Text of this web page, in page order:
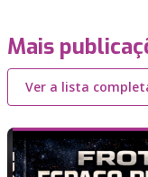
Mais
Ver a lista